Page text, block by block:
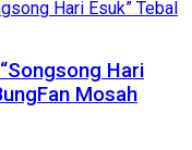
Hari
Mosah